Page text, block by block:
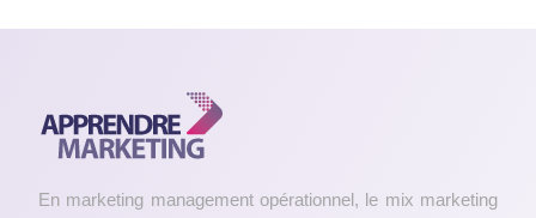
En marketing management opérationnel, le mix marketing